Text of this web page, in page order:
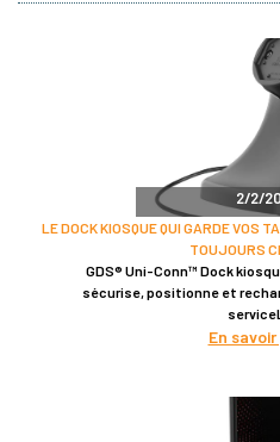
2/2/
LE DOCK KIOSQUE QUI GARDE VOS
TOUJOURS
GDS® Uni-Conn™ Dock
sécurise, positionne et
En